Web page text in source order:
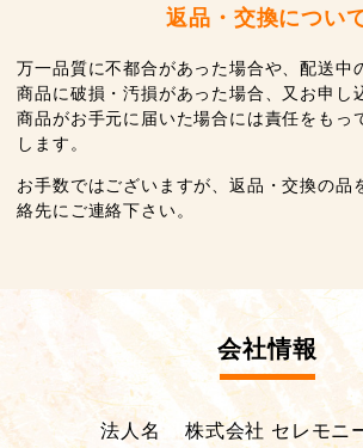
返品・交換につい
万一品質に不都合があった場合や、配送中
商品に破損・汚損があった場合、又お申し
商品がお手元に届いた場合には責任をもっ
します。
お手数ではございますが、返品・交換の品
絡先にご連絡下さい。
会社情報
法人名
株式会社 セレモニ